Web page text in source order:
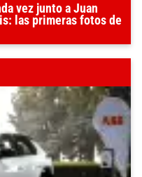
vez junto a Juan
las primeras fotos de